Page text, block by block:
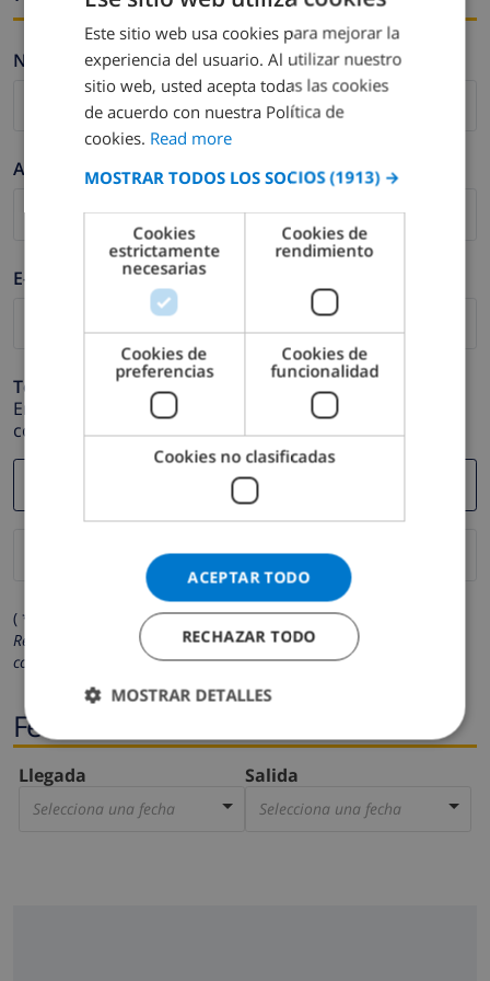
Nombre *
Apellidos *
E-mail *
Teléfono *
En caso de que su dirección de e-mail no funcione
correctamente.
( * Los campos marcados con un asterisco son obligatorios )
Respetamos su privacidad. Sus datos personales no serán
compartidos con ninguna otra persona o empresa.
Fechas
Llegada
Selecciona una fecha
Salida
Selecciona una fecha
ENGLISH
DUTCH
FRENCH
GERMAN
CATALAN
ITALIAN
DANISH
Este sitio web usa cookies para mejorar la
experiencia del usuario. Al utilizar nuestro
sitio web, usted acepta todas las cookies
de acuerdo con nuestra Política de
cookies. Read more
MOSTRAR TODOS LOS SOCIOS (1913) →
Cookies
estrictamente
necesarias
Cookies de
rendimiento
Cookies de
preferencias
Cookies de
funcionalidad
Cookies no clasificadas
ACEPTAR TODO
RECHAZAR TODO
MOSTRAR DETALLES